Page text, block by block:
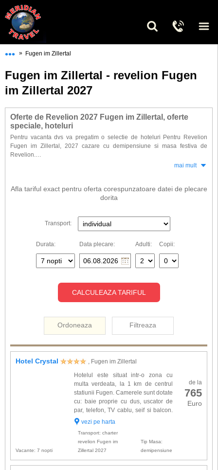
••• » Fugen im Zillertal
Fugen im Zillertal - revelion Fugen
im Zillertal 2027
Oferte de Revelion 2027 Fugen im Zillertal, oferte
speciale, hoteluri
Pentru vacanta dvs va pregatim o selectie de hoteluri Pentru Revelion
Fugen im Zillertal, 2027 cazare cu demipensiune si masa festiva de
Revelion.
Optand pentru rezervarea vacantei dorite din timp veti beneficia de
pentru a descoperii magia sarbatorilor de iarna austriaca.
mai mult
Afla tariful exact pentru oferta corespunzatoare datei de plecare
dorita
Transport:
Durata: Data plecare: Adulti: Copii:
CALCULEAZA TARIFUL
Ordoneaza Filtreaza
Hotel Crystal , Fugen im Zillertal
de la
765
Euro
Hotelul este situat intr-o zona cu
multa verdeata, la 1 km de centrul
statiunii Fugen. Camerele sunt dotate
cu: baie proprie cu dus, uscator de
par, telefon, TV cablu, seif si balcon.
Alte facilitati: restaurant, bar, crama
vezi pe harta
Vacante: 7 nopti
Transport: charter
revelion Fugen im
Zillertal 2027
Tip Masa:
demipensiune